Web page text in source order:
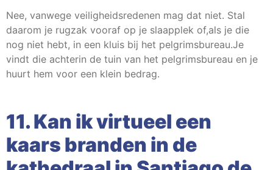
Nee, vanwege veiligheidsredenen mag dat niet. Stal
daarom je rugzak vooraf op je slaapplek of,als je die
nog niet hebt, in een kluis bij het pelgrimsbureau.Je
vindt die achterin de tuin van het pelgrimsbureau en je
huurt hem voor een klein bedrag.
11. Kan ik virtueel een
kaars branden in de